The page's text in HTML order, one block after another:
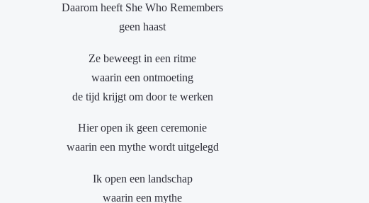
Daarom heeft She Who Remembers
geen haast
Ze beweegt in een ritme
waarin een ontmoeting
de tijd krijgt om door te werken
Hier open ik geen ceremonie
waarin een mythe wordt uitgelegd
Ik open een landschap
waarin een mythe